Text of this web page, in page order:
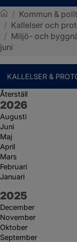
Sotenäs kommun
/ Kommun &
/ Kallelser och
/ Miljö- och
juni
KALLELSER &
Återställ
År:
2026
Augusti
Juni
Maj
April
Mars
Februari
Januari
År:
2025
December
November
Oktober
September